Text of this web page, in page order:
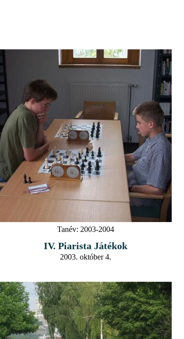
Tanév: 2003-2004
IV. Piarista Játékok
2003. október 4.